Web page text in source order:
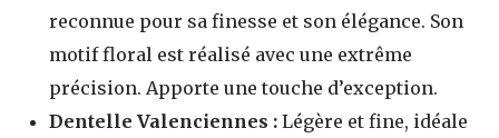
reconnue pour sa finesse et son élégance. Son
motif floral est réalisé avec une extrême
précision. Apporte une touche d’exception.
Dentelle Valenciennes : Légère et fine, idéale